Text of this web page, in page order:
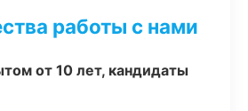
работы с нами
от 10 лет, кандидаты